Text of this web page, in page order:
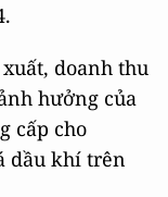
doanh thu
hưởng của
cấp cho
dầu khí trên